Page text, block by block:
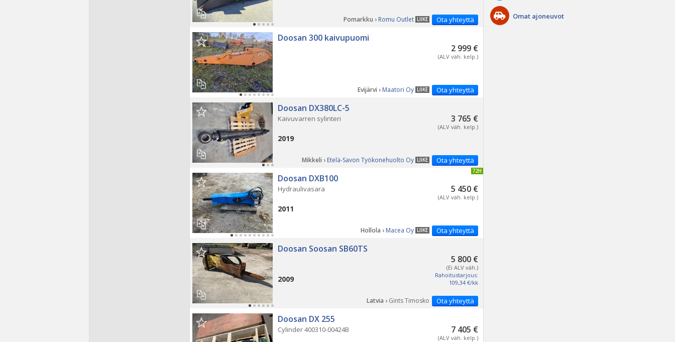
Ota yhteyttä
LIIKE
Pomarkku › Romu Outlet
Doosan 300 kaivupuomi
2 999 €
(ALV väh. kelp.)
Ota yhteyttä
LIIKE
Evijärvi › Maatori Oy
Doosan DX380LC-5
3 765 €
(ALV väh. kelp.)
Kaivuvarren sylinteri
2019
Ota yhteyttä
LIIKE
Mikkeli › Etelä-Savon Työkonehuolto Oy
PÄIVITETTY 72H
Doosan DXB100
5 450 €
(ALV väh. kelp.)
Hydraulivasara
2011
Ota yhteyttä
LIIKE
Hollola › Macea Oy
Doosan Soosan SB60TS
5 800 €
(Ei ALV väh.)
Rahoitustarjous:
109,34 €/kk
2009
Ota yhteyttä
Latvia › Gints Timosko
Doosan DX 255
7 405 €
(ALV väh. kelp.)
Cylinder 400310-00424B
Omat ajoneuvot